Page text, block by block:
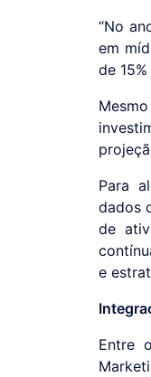
“No
em
de
Para
dados
de
e
Entre